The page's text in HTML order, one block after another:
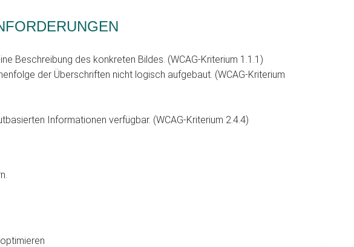
Beschreibung des konkreten Bildes. (WCAG-Kriterium 1.1.1)
der Überschriften nicht logisch aufgebaut. (WCAG-Kriterium
Informationen verfügbar. (WCAG-Kriterium 2.4.4)